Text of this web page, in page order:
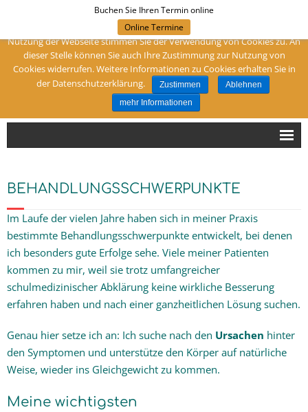
Buchen Sie Ihren Termin online
Online Termine
Ihre Heilpraktikerin in Dortmund
Naturheilpraxis Birgit Muhr
Schwerpunkte
Diagnose
Therapien
Ganzheitlich gesunder Hund
Themen
Praxis-Blog
BEHANDLUNGSSCHWERPUNKTE
Im Laufe der vielen Jahre haben sich in meiner Praxis
bestimmte Behandlungsschwerpunkte entwickelt, bei denen
ich besonders gute Erfolge sehe. Viele meiner Patienten
kommen zu mir, weil sie trotz umfangreicher
schulmedizinischer Abklärung keine wirkliche Besserung
erfahren haben und nach einer ganzheitlichen Lösung suchen.
Genau hier setze ich an: Ich suche nach den Ursachen hinter
den Symptomen und unterstütze den Körper auf natürliche
Weise, wieder ins Gleichgewicht zu kommen.
Meine wichtigsten
Um meine Webseite für Sie optimal zu gestalten und fortlaufend
verbessern zu können, verwende ich Cookies. Durch die weitere
Nutzung der Webseite stimmen Sie der Verwendung von Cookies zu. An
dieser Stelle können Sie auch Ihre Zustimmung zur Nutzung von
Cookies widerrufen. Weitere Informationen zu Cookies erhalten Sie in
der Datenschutzerklärung.
Zustimmen
Ablehnen
mehr Informationen